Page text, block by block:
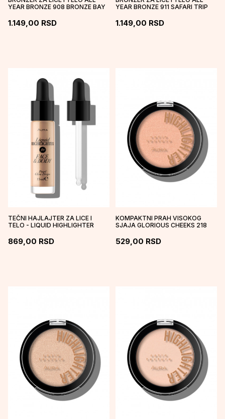
YEAR BRONZE 908 BRONZE BAY
1.149,00 RSD
YEAR BRONZE 911 SAFARI TRIP
1.149,00 RSD
TEČNI HAJLAJTER ZA LICE I
TELO - LIQUID HIGHLIGHTER
869,00 RSD
KOMPAKTNI PRAH VISOKOG
SJAJA GLORIOUS CHEEKS 218
529,00 RSD